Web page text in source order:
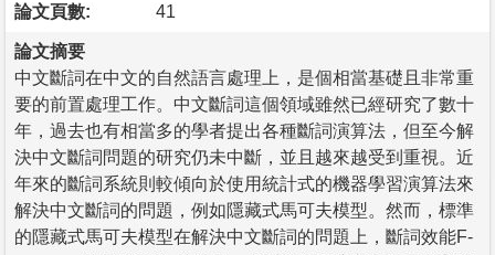
論文頁數: 41
論文摘要
中文斷詞在中文的自然語言處理上，是個相當基礎且非常重
要的前置處理工作。中文斷詞這個領域雖然已經研究了數十
年，過去也有相當多的學者提出各種斷詞演算法，但至今解
決中文斷詞問題的研究仍未中斷，並且越來越受到重視。近
年來的斷詞系統則較傾向於使用統計式的機器學習演算法來
解決中文斷詞的問題，例如隱藏式馬可夫模型。然而，標準
的隱藏式馬可夫模型在解決中文斷詞的問題上，斷詞效能F-